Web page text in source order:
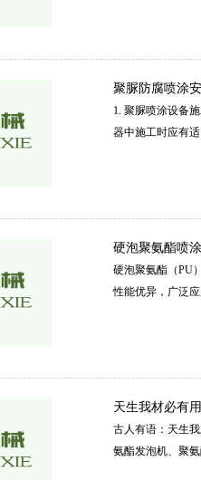
聚脲防腐喷涂
1.聚脲喷涂设备
器中施工时应有
硬泡聚氨酯喷
硬泡聚氨酯（PU
性能优异，广泛
天生我材必有
古人有语：天生
氨酯发泡机、聚